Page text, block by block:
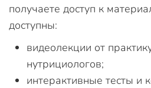
получаете доступ к
доступны:
видеолекции от
нутрициологов;
интерактивные тесты и